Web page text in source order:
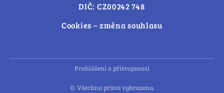
DIČ: CZ00242 748
Cookies – změna souhlasu
Prohlášení o přístupnosti
© Všechna práva vyhrazena.